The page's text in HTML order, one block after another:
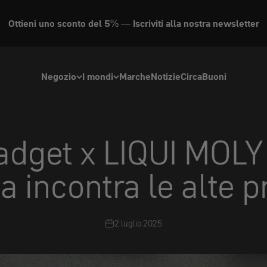
Prodotto in Germania
Negozio I mondi MarcheNotizieCircaBuoni
x LIQUI
incontra le alte
2 luglio 2025